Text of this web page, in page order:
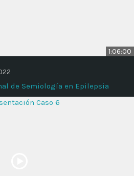
1:06:00
de Semiología en Epilepsia